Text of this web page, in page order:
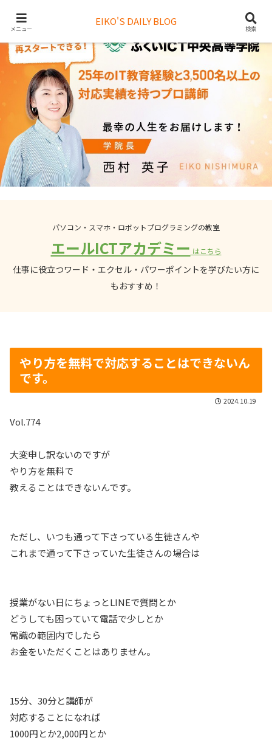
パソコン・スマホ・ロボットプログラミングの教室
エールICTアカデミー はこちら
仕事に役立つワード・エクセル・パワーポイントを学びたい方に
もおすすめ！
やり方を無料で対応することはできないん
です。
2024.10.19
Vol.774
大変申し訳ないのですが
やり方を無料で
教えることはできないんです。
ただし、いつも通って下さっている生徒さんや
これまで通って下さっていた生徒さんの場合は
授業がない日にちょっとLINEで質問とか
どうしても困っていて電話で少しとか
常識の範囲内でしたら
お金をいただくことはありません。
15分、30分と講師が
対応することになれば
1000円とか2,000円とか
メニュー
EIKO'S DAILY BLOG
検索